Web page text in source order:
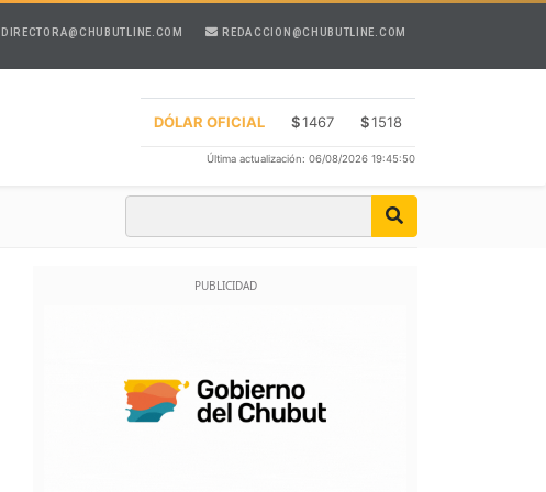
DIRECTORA@CHUBUTLINE.COM REDACCION@CHUBUTLINE.COM
DÓLAR OFICIAL $1467 $1518
Última actualización: 06/08/2026 19:45:50